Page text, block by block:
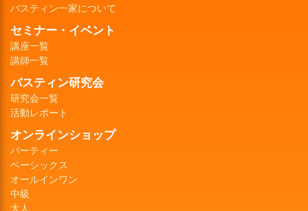
バスティン一家について
セミナー・イベント
講座一覧
講師一覧
バスティン研究会
研究会一覧
活動レポート
オンラインショップ
パーティー
ベーシックス
オールインワン
中級
大人